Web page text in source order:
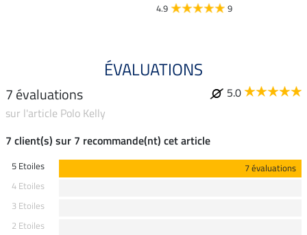
4.9 9
ÉVALUATIONS
7 évaluations
5.0
sur l'article Polo Kelly
7 client(s) sur 7 recommande(nt) cet article
5 Etoiles
7 évaluations
4 Etoiles
3 Etoiles
2 Etoiles